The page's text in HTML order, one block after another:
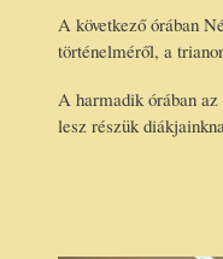
A következő órában
történelméről, a
A harmadik órában
lesz részük